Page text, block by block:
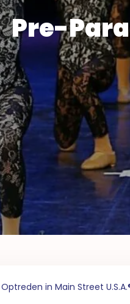
Pre-
Optreden in Main Street